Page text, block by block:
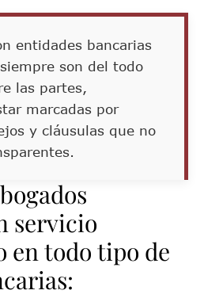
entidades bancarias
son del todo
las partes,
marcadas por
y cláusulas que no
servicio
en todo tipo de